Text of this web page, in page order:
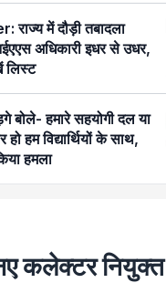
में दौड़ी तबादला
अधिकारी इधर से उधर,
लिस्ट
बोले- हमारे सहयोगी दल या
हो हम विद्यार्थियों के साथ,
हमला
कलेक्टर